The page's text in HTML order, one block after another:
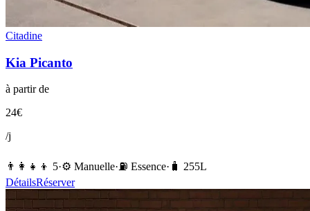
Citadine
Kia Picanto
à partir de
24€
/j
👨‍👩‍👧‍👦 5·⚙️ Manuelle·⛽️ Essence· 🧳 255L
DétailsRéserver